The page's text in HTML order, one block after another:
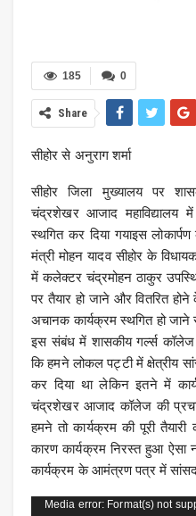
0
185
Share
सीहोर से अनुराग शर्मा
सीहोर जिला मुख्यालय पर
चंद्रशेखर आजाद महाविद्यालय
स्थगित कर दिया गयाइस
मंत्री मोहन यादव सीहोर के
में कलेक्टर चंद्रमोहन ठाकुर
पर तैयार हो जाने और वितरित होने
अचानक कार्यक्रम स्थगित हो
इस संबंध में शासकीय गर्ल्स कॉलेज
कि हमने लोकल पट्टी में क्षेत्रीय
कर दिया था लेकिन इतने में
चंद्रशेखर आजाद कॉलेज की
हमने तो कार्यक्रम की पूरी
कारण कार्यक्रम निरस्त हुआ ऐसा
कार्यक्रम के आमंत्रण पत्र में सांसद
Video
Media error: Format(s) not